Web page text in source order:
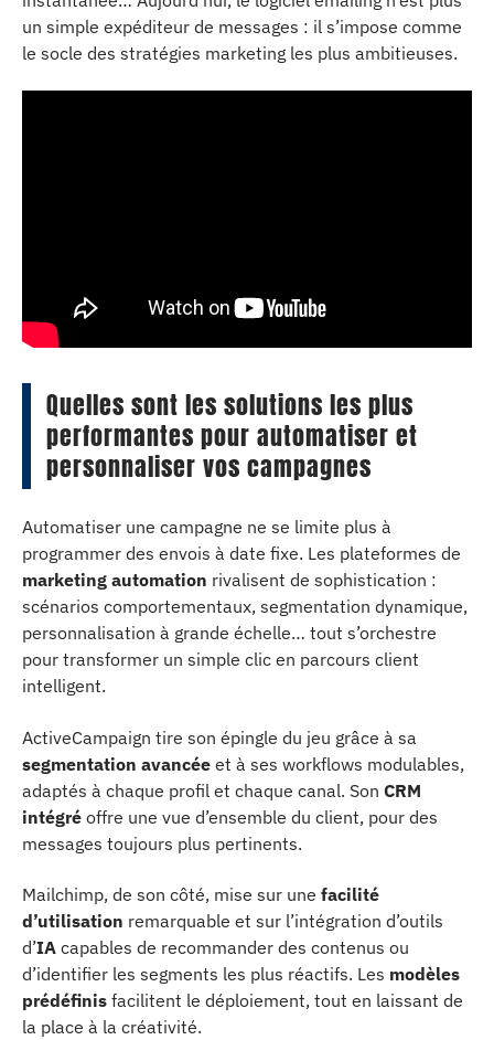
un simple expéditeur de messages : il s’impose comme
le socle des stratégies marketing les plus ambitieuses.
Quelles sont les solutions les plus
performantes pour automatiser et
personnaliser vos campagnes
Automatiser une campagne ne se limite plus à
programmer des envois à date fixe. Les plateformes de
marketing automation rivalisent de sophistication :
scénarios comportementaux, segmentation dynamique,
personnalisation à grande échelle… tout s’orchestre
pour transformer un simple clic en parcours client
intelligent.
ActiveCampaign tire son épingle du jeu grâce à sa
segmentation avancée et à ses workflows modulables,
adaptés à chaque profil et chaque canal. Son CRM
intégré offre une vue d’ensemble du client, pour des
messages toujours plus pertinents.
Mailchimp, de son côté, mise sur une facilité
d’utilisation remarquable et sur l’intégration d’outils
d’IA capables de recommander des contenus ou
d’identifier les segments les plus réactifs. Les modèles
prédéfinis facilitent le déploiement, tout en laissant de
la place à la créativité.